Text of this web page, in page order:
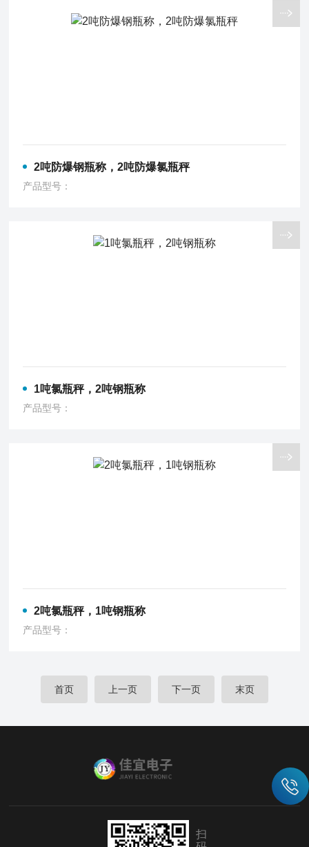
2吨防爆钢瓶称，2吨防爆氯瓶秤
产品型号：
1吨氯瓶秤，2吨钢瓶称
产品型号：
2吨氯瓶秤，1吨钢瓶称
产品型号：
首页 上一页 下一页 末页
扫